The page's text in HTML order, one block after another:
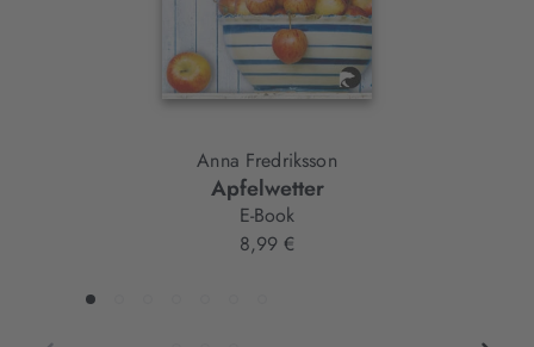
Anna Fredriksson
Apfelwetter
E-Book
8,99 €